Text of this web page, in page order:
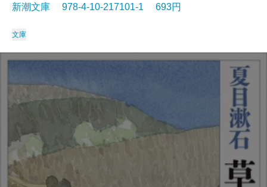
新潮文庫 978-4-10-217101-1 693円
文庫